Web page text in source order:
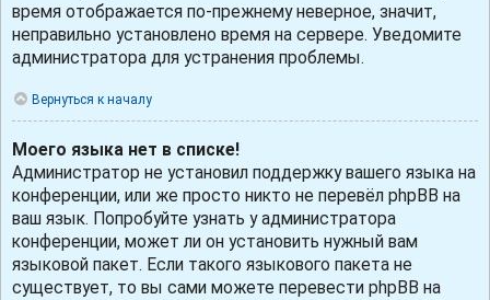
время отображается по-прежнему неверное, значит,
неправильно установлено время на сервере. Уведомите
администратора для устранения проблемы.
Вернуться к началу
Моего языка нет в списке!
Администратор не установил поддержку вашего языка на
конференции, или же просто никто не перевёл phpBB на
ваш язык. Попробуйте узнать у администратора
конференции, может ли он установить нужный вам
языковой пакет. Если такого языкового пакета не
существует, то вы сами можете перевести phpBB на